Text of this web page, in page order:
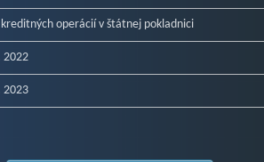
operácií v štátnej pokladnici
2022
2023